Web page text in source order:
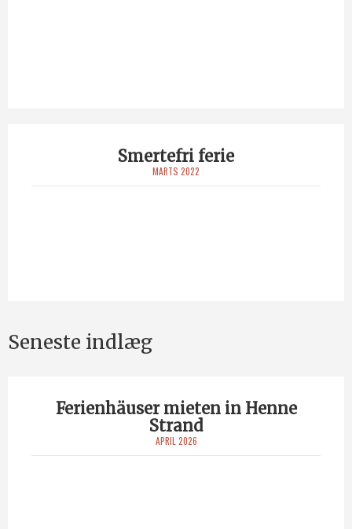
Smertefri ferie
MARTS 2022
Seneste indlæg
Ferienhäuser mieten in Henne
Strand
APRIL 2026